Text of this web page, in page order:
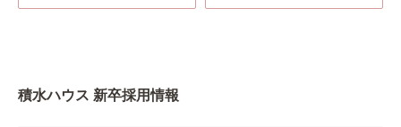
積水ハウス 新卒採用情報